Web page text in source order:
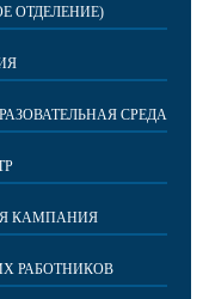
ОТДЕЛЕНИЕ)
СРЕДА
КАМПАНИЯ
РАБОТНИКОВ